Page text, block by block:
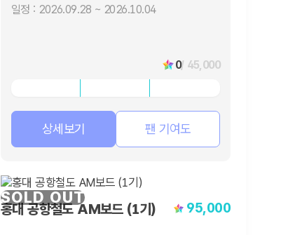
일정 : 2026.09.28 ~ 2026.10.04
0/ 45,000
상세보기 팬 기여도
SOLD OUT
홍대 공항철도 AM보드 (1기) 95,000